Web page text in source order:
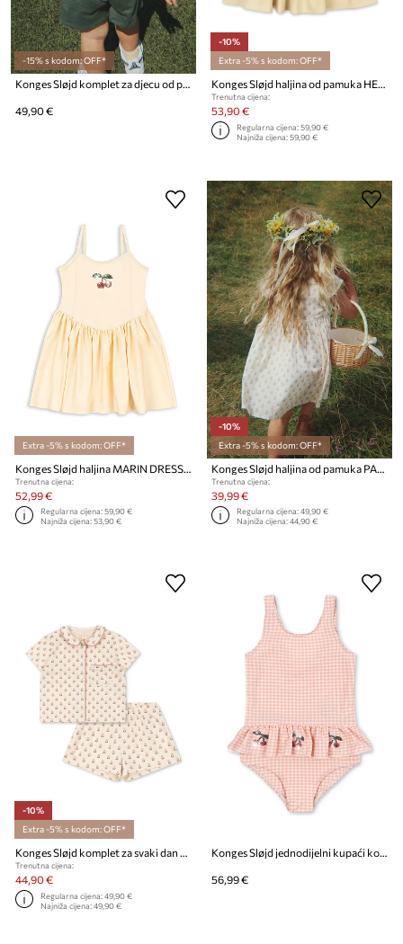
-15% s kodom: OFF*
Konges Sløjd komplet za djecu od pamuka FAMO SET GOTS
49,90 €
-10%
Extra -5% s kodom: OFF*
Konges Sløjd haljina od pamuka HEARLY DRESS GOTS
Trenutna cijena:
53,90 €
Regularna cijena:59,90 €
Najniža cijena:59,90 €
Extra -5% s kodom: OFF*
Konges Sløjd haljina MARIN DRESS GRS
Trenutna cijena:
52,99 €
Regularna cijena:59,90 €
Najniža cijena:53,90 €
-10%
Extra -5% s kodom: OFF*
Konges Sløjd haljina od pamuka PACEY DRESS GOTS
Trenutna cijena:
39,99 €
Regularna cijena:49,90 €
Najniža cijena:44,90 €
-10%
Extra -5% s kodom: OFF*
Konges Sløjd komplet za svaki dan za djecu od pamuka PIO SS SET GOTS
Trenutna cijena:
44,90 €
Regularna cijena:49,90 €
Najniža cijena:49,90 €
Konges Sløjd jednodijelni kupaći kostim za djecu ETTA SWIMSUIT
56,99 €